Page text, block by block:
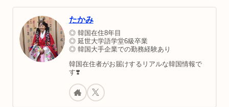
たかみ
◎ 韓国在住8年目
◎ 延世大学語学堂6級卒業
◎ 韓国大手企業での勤務経験あり
韓国在住者がお届けするリアルな韓国情報で
す❣️